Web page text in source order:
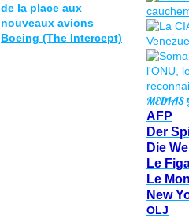
de la place aux
nouveaux avions
Boeing (The Intercept)
MEDIAS
AFP
Der
Die
Le
Le
New
OLJ